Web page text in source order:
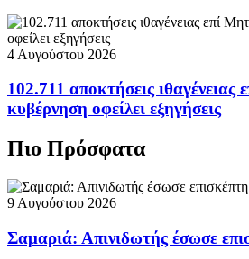
4 Αυγούστου 2026
102.711 αποκτήσεις
κυβέρνηση οφείλει εξηγήσεις
Πιο Πρόσφατα
9 Αυγούστου 2026
Σαμαριά: Απινιδωτής έσωσε